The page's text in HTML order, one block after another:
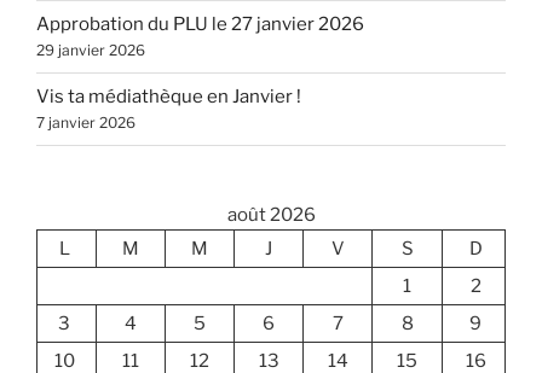
Approbation du PLU le 27 janvier 2026
29 janvier 2026
Vis ta médiathèque en Janvier !
7 janvier 2026
août 2026
L
M M J V S
D
1
2
3
4 5 6 7 8
9
10
11 12 13 14 15
16